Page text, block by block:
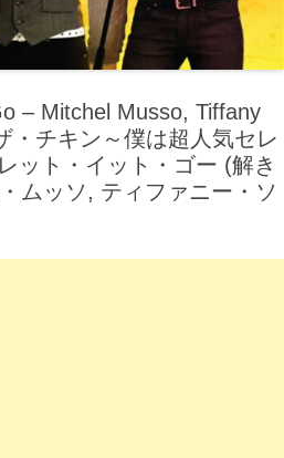
– Mitchel Musso, Tiffany
・チキン～僕は超人気セレ
ット・イット・ゴー (解き
ムッソ, ティファニー・ソ